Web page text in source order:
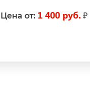
Цена от: 1 400 руб. ₽